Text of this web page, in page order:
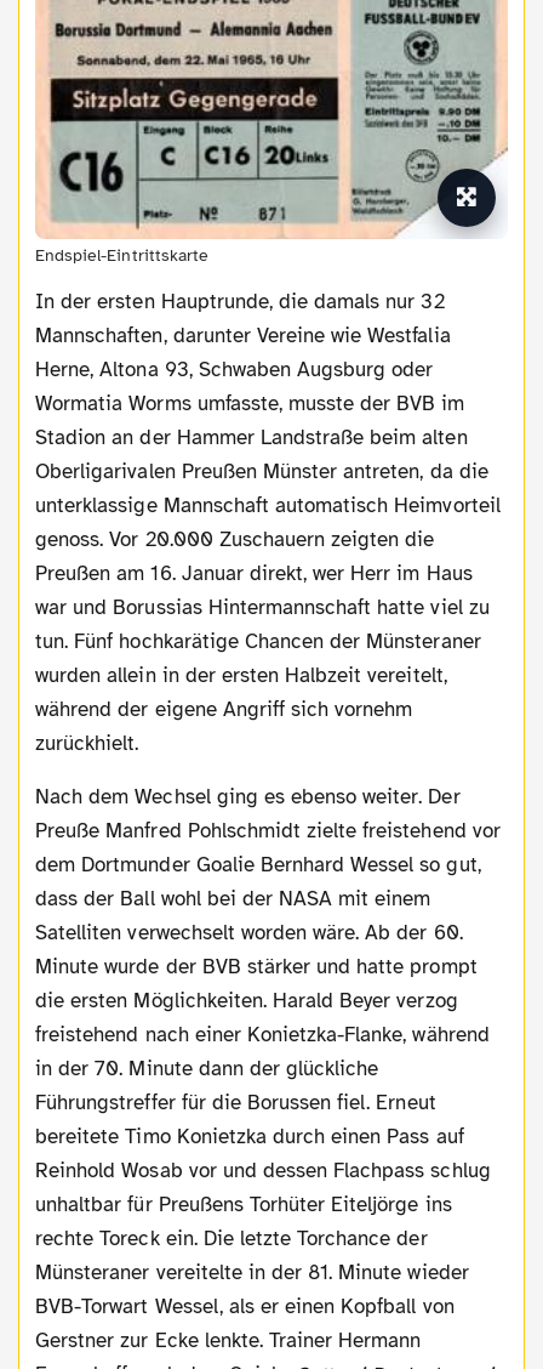
Endspiel-Eintrittskarte
In der ersten Hauptrunde, die damals nur 32
Mannschaften, darunter Vereine wie Westfalia
Herne, Altona 93, Schwaben Augsburg oder
Wormatia Worms umfasste, musste der BVB im
Stadion an der Hammer Landstraße beim alten
Oberligarivalen Preußen Münster antreten, da die
unterklassige Mannschaft automatisch Heimvorteil
genoss. Vor 20.000 Zuschauern zeigten die
Preußen am 16. Januar direkt, wer Herr im Haus
war und Borussias Hintermannschaft hatte viel zu
tun. Fünf hochkarätige Chancen der Münsteraner
wurden allein in der ersten Halbzeit vereitelt,
während der eigene Angriff sich vornehm
zurückhielt.
Nach dem Wechsel ging es ebenso weiter. Der
Preuße Manfred Pohlschmidt zielte freistehend vor
dem Dortmunder Goalie Bernhard Wessel so gut,
dass der Ball wohl bei der NASA mit einem
Satelliten verwechselt worden wäre. Ab der 60.
Minute wurde der BVB stärker und hatte prompt
die ersten Möglichkeiten. Harald Beyer verzog
freistehend nach einer Konietzka-Flanke, während
in der 70. Minute dann der glückliche
Führungstreffer für die Borussen fiel. Erneut
bereitete Timo Konietzka durch einen Pass auf
Reinhold Wosab vor und dessen Flachpass schlug
unhaltbar für Preußens Torhüter Eiteljörge ins
rechte Toreck ein. Die letzte Torchance der
Münsteraner vereitelte in der 81. Minute wieder
BVB-Torwart Wessel, als er einen Kopfball von
Gerstner zur Ecke lenkte. Trainer Hermann